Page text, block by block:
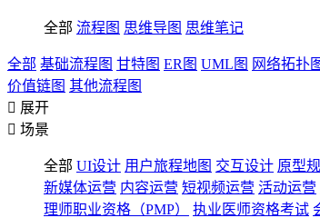
全部 流程图 思维导图 思维笔记
全部 基础流程图 甘特图 ER图 UML图 网络拓扑
价值链图 其他流程图
 展开
 场景
全部 UI设计 用户旅程地图 交互设计 原型
新媒体运营 内容运营 短视频运营 活动运营
理师职业资格（PMP）
执业医师资格考试